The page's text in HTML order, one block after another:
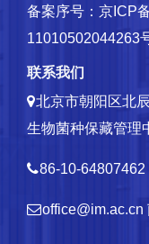
备案序号：京ICP
11010502044263
联系我们
北京市朝阳区北
生物菌种保藏管理
86-10-64807462
office@im.ac.cn